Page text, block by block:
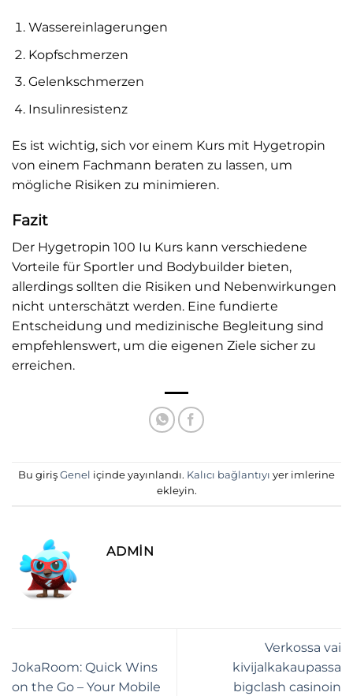
Wassereinlagerungen
Kopfschmerzen
Gelenkschmerzen
Insulinresistenz
Es ist wichtig, sich vor einem Kurs mit Hygetropin
von einem Fachmann beraten zu lassen, um
mögliche Risiken zu minimieren.
Fazit
Der Hygetropin 100 Iu Kurs kann verschiedene
Vorteile für Sportler und Bodybuilder bieten,
allerdings sollten die Risiken und Nebenwirkungen
nicht unterschätzt werden. Eine fundierte
Entscheidung und medizinische Begleitung sind
empfehlenswert, um die eigenen Ziele sicher zu
erreichen.
Bu giriş Genel içinde yayınlandı. Kalıcı bağlantıyı yer imlerine
ekleyin.
ADMIN
JokaRoom: Quick Wins
on the Go – Your Mobile
Verkossa vai
kivijalkakaupassa
bigclash casinoin